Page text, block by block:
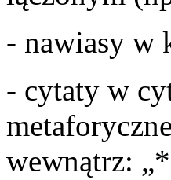
- nawiasy
- cytaty w
wewnątrz: